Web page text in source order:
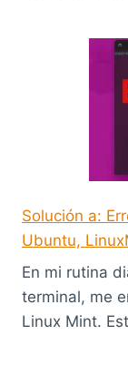
Solución a:
Ubuntu,
En mi rutina
terminal, me
Linux Mint.